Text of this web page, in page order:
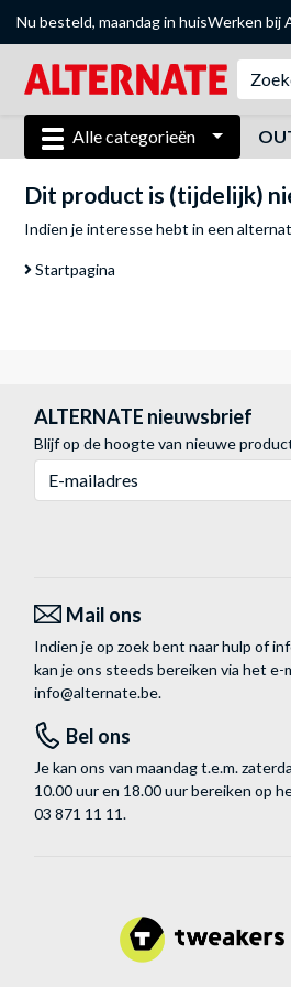
Nu besteld, maandag in huisWerken bij
Alle categorieën
Dit product is (tijdelijk)
Indien je interesse hebt in een
Startpagina
ALTERNATE nieuwsbrief
Blijf op de hoogte van nieuwe
Mail ons
Indien je op zoek bent naar hulp of
kan je ons steeds bereiken via het e-
info@alternate.be.
Bel ons
Je kan ons van maandag t.e.m.
10.00 uur en 18.00 uur bereiken op
03 871 11 11.